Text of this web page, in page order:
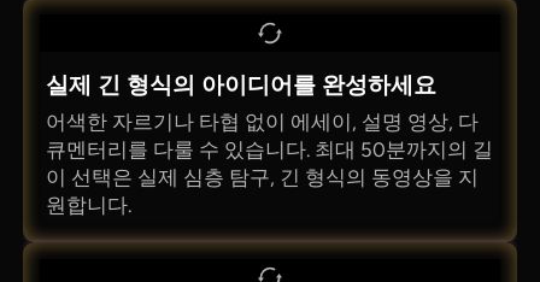
실제 긴 형식의 아이디어를 완성하세요
어색한 자르기나 타협 없이 에세이, 설명 영상, 다
큐멘터리를 다룰 수 있습니다. 최대 50분까지의 길
이 선택은 실제 심층 탐구, 긴 형식의 동영상을 지
원합니다.